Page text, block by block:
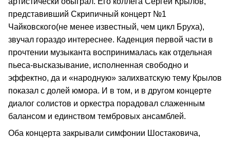
представивший Скрипичный концерт №1
Чайковского(не менее известный, чем цикл Бруха),
звучал гораздо интереснее. Каденция первой части в
прочтении музыканта воспринималась как отдельная
пьеса-высказывание, исполненная свободно и
эффектно, да и «народную» залихватскую тему Крылов
показал с долей юмора. И в том, и в другом концерте
диалог солистов и оркестра порадовал слаженным
балансом и единством тембровых ансамблей.
Оба концерта закрывали симфонии Шостаковича,